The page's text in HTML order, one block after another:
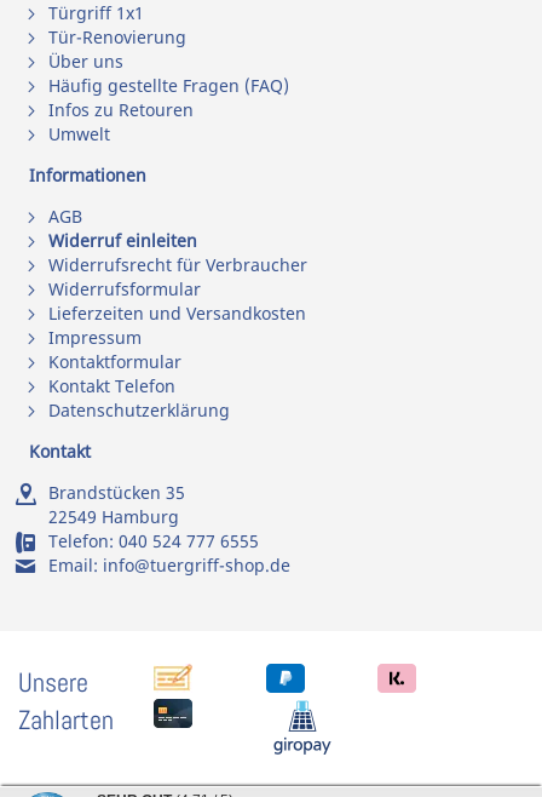
Türgriff 1x1
Tür-Renovierung
Über uns
Häufig gestellte Fragen (FAQ)
Infos zu Retouren
Umwelt
Informationen
AGB
Widerruf einleiten
Widerrufsrecht für Verbraucher
Widerrufsformular
Lieferzeiten und Versandkosten
Impressum
Kontaktformular
Kontakt Telefon
Datenschutzerklärung
Kontakt
Brandstücken 35
22549 Hamburg
Telefon: 040 524 777 6555
Email: info@tuergriff-shop.de
Unsere
Zahlarten